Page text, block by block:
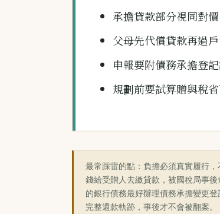
承擔貸款部分視同對
父母先代償貸款再過
申報要附債務承擔登
規劃前要試算贈與稅
最常踩雷的點：負擔必須真實履行
錢給受贈人去繳貸款，被國稅局事
的銀行債務最好辦理債務承擔變更
完整還款軌跡，事後才不會被翻案。